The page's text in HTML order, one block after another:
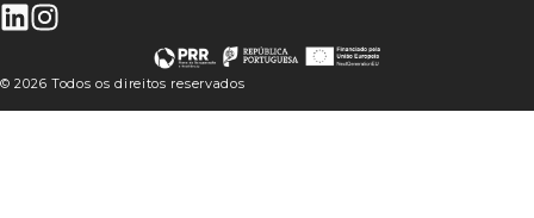
© 2026 Todos os direitos reservados